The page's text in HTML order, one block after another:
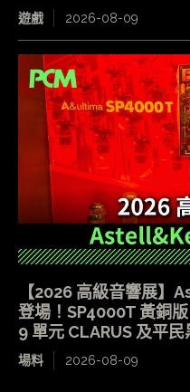
遊戲 2026-08-09
【2026 高級音響展
登場！SP4000T 黃銅
9 單元 CLARUS 及平
場料 2026-08-09